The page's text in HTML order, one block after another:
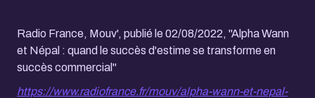
Radio France, Mouv', publié le 02/08/2022, "Alpha Wann
et Népal : quand le succès d'estime se transforme en
succès commercial"
https://www.radiofrance.fr/mouv/alpha-wann-et-nepal-